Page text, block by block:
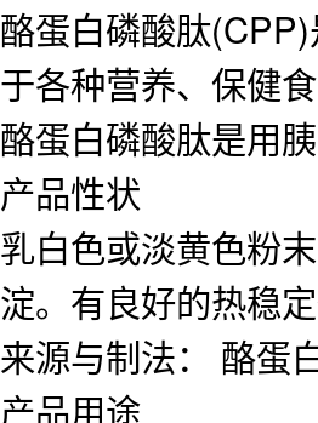
酪蛋白磷酸肽
于各种营养、保健
酪蛋白磷酸肽是用
产品性状
乳白色或淡黄色粉
淀。有良好的热稳定
来源与制法： 酪蛋
产品用途